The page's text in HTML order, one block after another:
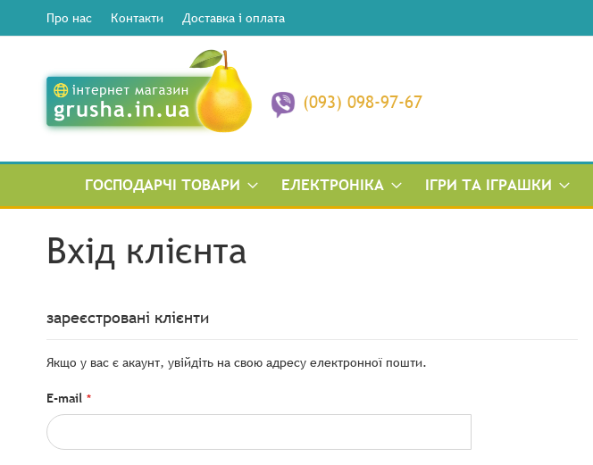
Про нас Контакти Доставка і оплата
(093) 098-97-67
ГОСПОДАРЧІ ТОВАРИ ЕЛЕКТРОНІКА ІГРИ ТА ІГРАШКИ
Вхід клієнта
зареєстровані клієнти
Якщо у вас є акаунт, увійдіть на свою адресу електронної пошти.
E-mail